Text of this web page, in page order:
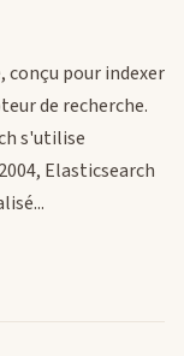
conçu pour indexer
de recherche.
s'utilise
Elasticsearch